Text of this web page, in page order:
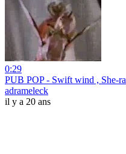
0:29
PUB POP - Swift wind , She-ra
adrameleck
il y a 20 ans